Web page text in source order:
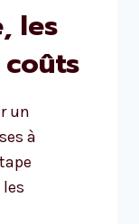
les
un
à